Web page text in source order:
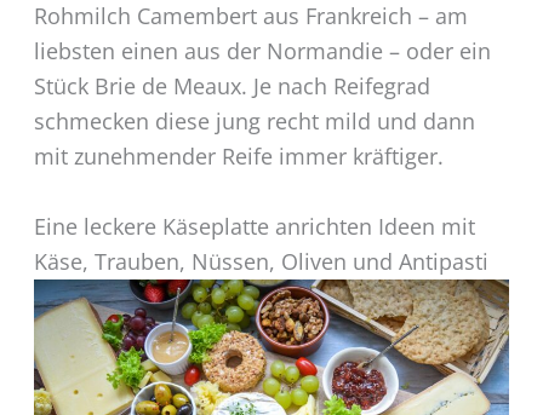
Rohmilch Camembert aus Frankreich – am
liebsten einen aus der Normandie – oder ein
Stück Brie de Meaux. Je nach Reifegrad
schmecken diese jung recht mild und dann
mit zunehmender Reife immer kräftiger.
Eine leckere Käseplatte anrichten Ideen mit
Käse, Trauben, Nüssen, Oliven und Antipasti